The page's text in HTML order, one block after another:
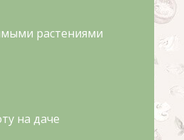
растениями
на даче